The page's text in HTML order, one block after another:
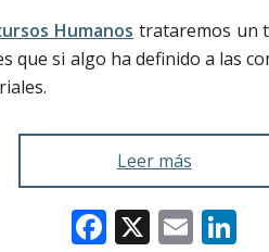
Humanos trataremos un
que si algo ha definido a las
Leer más
Facebook
X Email